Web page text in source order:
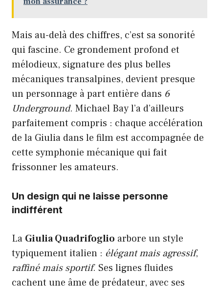
Mais au-delà des chiffres, c’est sa sonorité
qui fascine. Ce grondement profond et
mélodieux, signature des plus belles
mécaniques transalpines, devient presque
un personnage à part entière dans 6
Underground. Michael Bay l’a d’ailleurs
parfaitement compris : chaque accélération
de la Giulia dans le film est accompagnée de
cette symphonie mécanique qui fait
frissonner les amateurs.
Un design qui ne laisse personne
indifférent
La Giulia Quadrifoglio arbore un style
typiquement italien : élégant mais agressif,
raffiné mais sportif. Ses lignes fluides
cachent une âme de prédateur, avec ses